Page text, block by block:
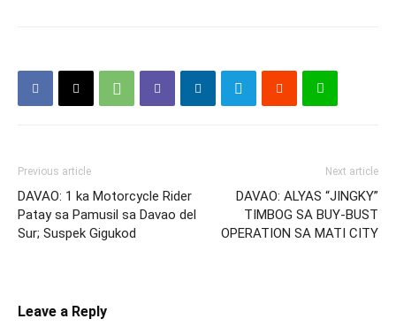
Previous article
DAVAO: 1 ka Motorcycle Rider
Patay sa Pamusil sa Davao del
Sur; Suspek Gigukod
Next article
DAVAO: ALYAS “JINGKY”
TIMBOG SA BUY-BUST
OPERATION SA MATI CITY
Leave a Reply